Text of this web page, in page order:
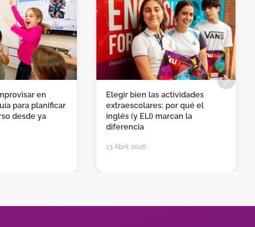
en
para planificar
desde ya
Elegir bien las actividades
extraescolares: por qué el
inglés (y ELI) marcan la
diferencia
13 Abril 2026